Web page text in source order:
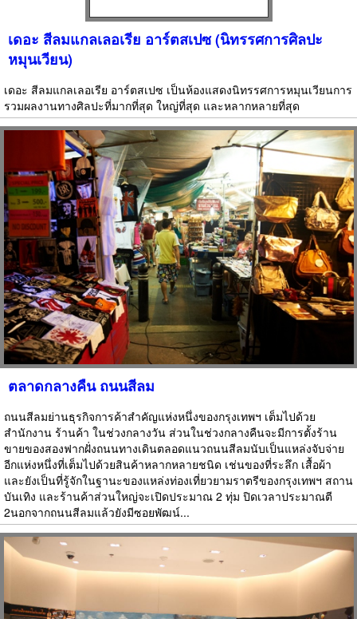
เดอะ สีลมแกลเลอเรีย อาร์ตสเปซ (นิทรรศการศิลปะ
หมุนเวียน)
เดอะ สีลมแกลเลอเรีย อาร์ตสเปซ เป็นห้องแสดงนิทรรศการหมุนเวียนการ
รวมผลงานทางศิลปะที่มากที่สุด ใหญ่ที่สุด และหลากหลายที่สุด
ตลาดกลางคืน ถนนสีลม
ถนนสีลมย่านธุรกิจการค้าสำคัญแห่งหนึ่งของกรุงเทพฯ เต็มไปด้วย
สำนักงาน ร้านค้า ในช่วงกลางวัน ส่วนในช่วงกลางคืนจะมีการตั้งร้าน
ขายของสองฟากฝั่งถนนทางเดินตลอดแนวถนนสีลมนับเป็นแหล่งจับจ่าย
อีกแห่งหนึ่งที่เต็มไปด้วยสินค้าหลากหลายชนิด เช่นของที่ระลึก เสื้อผ้า
และยังเป็นที่รู้จักในฐานะของแหล่งท่องเที่ยวยามราตรีของกรุงเทพฯ สถาน
บันเทิง และร้านค้าส่วนใหญ่จะเปิดประมาณ 2 ทุ่ม ปิดเวลาประมาณตี
2นอกจากถนนสีลมแล้วยังมีซอยพัฒน์...